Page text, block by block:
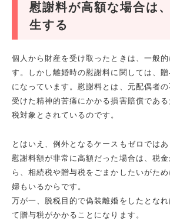
慰謝料が高額な場合は
生する
個人から財産を受け取ったときは、一般的
す。しかし離婚時の慰謝料に関しては、
になっています。慰謝料とは、元配偶者
受けた精神的苦痛にかかる損害賠償であ
税対象とされているのです。
とはいえ、例外となるケースもゼロでは
慰謝料額が非常に高額だった場合は、税
ら、相続税や贈与税をごまかしたいがため
婦もいるからです。
万が一、脱税目的で偽装離婚をしたとな
て贈与税がかかることになります。